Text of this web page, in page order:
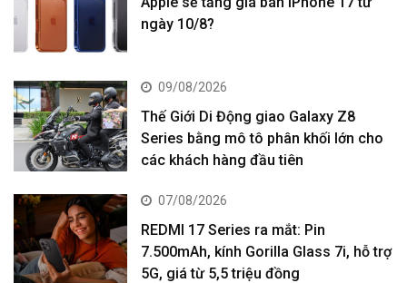
ngày 10/8?
09/08/2026
Thế Giới Di Động giao Galaxy Z8
Series bằng mô tô phân khối lớn cho
các khách hàng đầu tiên
07/08/2026
REDMI 17 Series ra mắt: Pin
7.500mAh, kính Gorilla Glass 7i, hỗ trợ
5G, giá từ 5,5 triệu đồng